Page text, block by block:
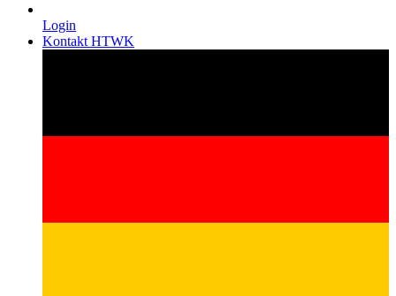
Login
Kontakt HTWK